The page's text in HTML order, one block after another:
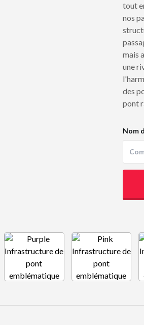
tout
nos
mais
une
des
pont
Nom